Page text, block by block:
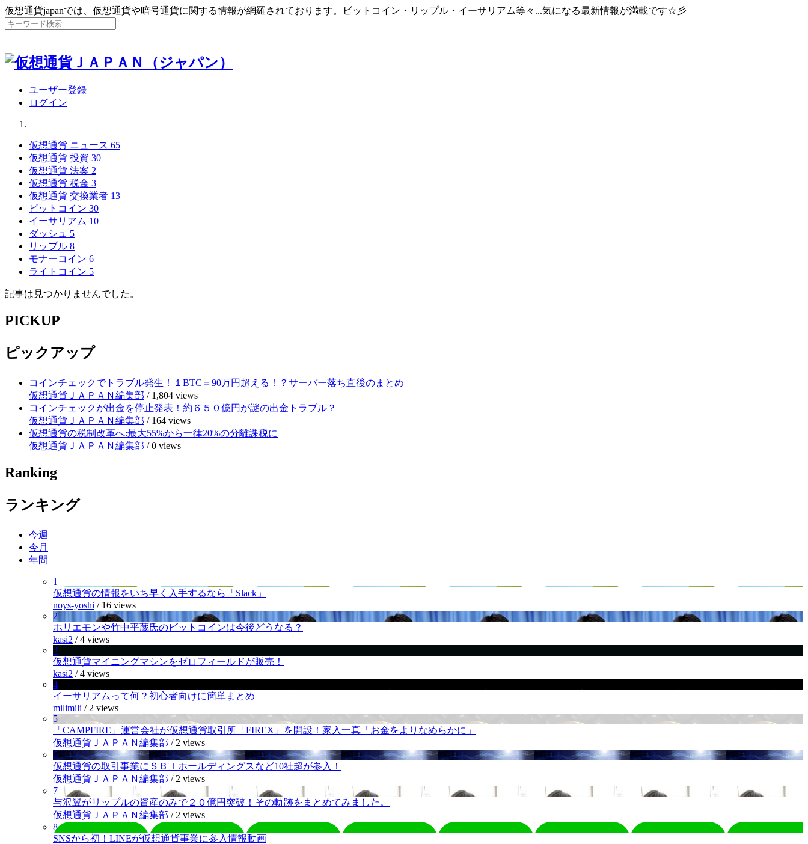
仮想通貨japanでは、仮想通貨や暗号通貨に関する情報が網羅されております。ビットコイン・リップル・イーサリアム等々...気になる最新情報が満載です☆彡
ユーザー登録
ログイン
仮想通貨 ニュース 65
仮想通貨 投資 30
仮想通貨 法案 2
仮想通貨 税金 3
仮想通貨 交換業者 13
ビットコイン 30
イーサリアム 10
ダッシュ 5
リップル 8
モナーコイン 6
ライトコイン 5
記事は見つかりませんでした。
PICKUP
ピックアップ
コインチェックでトラブル発生！１BTC＝90万円超える！？サーバー落ち直後のまとめ
仮想通貨ＪＡＰＡＮ編集部 / 1,804 views
コインチェックが出金を停止発表！約６５０億円が謎の出金トラブル？
仮想通貨ＪＡＰＡＮ編集部 / 164 views
仮想通貨の税制改革へ:最大55%から一律20%の分離課税に
仮想通貨ＪＡＰＡＮ編集部 /0 views
Ranking
ランキング
今週
今月
年間
1
仮想通貨の情報をいち早く入手するなら「Slack」
noys-yoshi / 16 views
2
ホリエモンや竹中平蔵氏のビットコインは今後どうなる？
kasi2 /4 views
3
仮想通貨マイニングマシンをゼロフィールドが販売！
kasi2 /4 views
4
イーサリアムって何？初心者向けに簡単まとめ
milimili / 2 views
5
「CAMPFIRE」運営会社が仮想通貨取引所「FIREX」を開設！家入一真「お金をよりなめらかに」
仮想通貨ＪＡＰＡＮ編集部 / 2 views
6
仮想通貨の取引事業にＳＢＩホールディングスなど10社超が参入！
仮想通貨ＪＡＰＡＮ編集部 / 2 views
7
与沢翼がリップルの資産のみで２０億円突破！その軌跡をまとめてみました。
仮想通貨ＪＡＰＡＮ編集部 / 2 views
8
SNSから初！LINEが仮想通貨事業に参入情報動画